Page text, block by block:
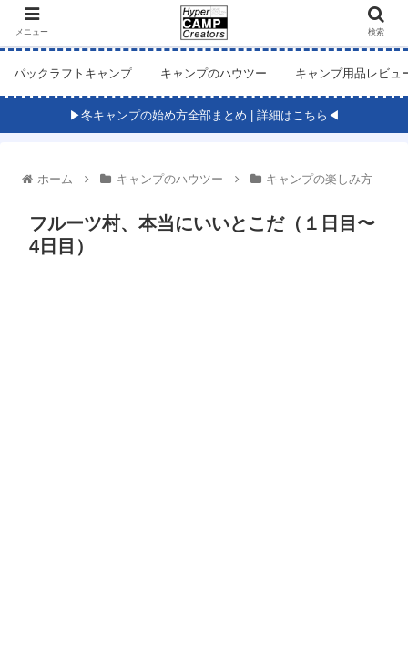
パックラフトキャンプ キャンプのハウツー キャンプ用品レビュ
▶冬キャンプの始め方全部まとめ | 詳細はこちら◀
ホーム キャンプのハウツー キャンプの楽しみ方
フルーツ村、本当にいいとこだ（１日目〜
4日目）
メニュー 検索